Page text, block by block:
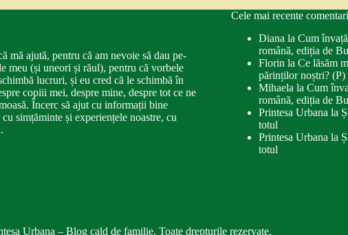
mă ajută, pentru că am nevoie să dau pe-
meu (și uneori și răul), pentru că vorbele
lucruri, și eu cred că le schimbă în
copiii mei, despre mine, despre tot ce ne
Încerc să ajut cu informații bine
simțăminte și experiențele noastre, cu
Cele mai recente
Diana la Cum
română, ediția de
Florin la Ce lăsăm
părinților noștri? (P)
Mihaela la Cum
română, ediția de
Printesa Urbana la
totul
Printesa Urbana la
totul
Urbana – Blog cald de familie. Toate drepturile rezervate.